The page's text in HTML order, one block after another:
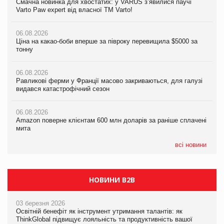
Смачна новинка для хвостатих: у VARUS з’явилися паучі
Varto Paw expert від власної ТМ Varto!
06.08.2026
Ціна на какао-боби вперше за півроку перевищила $5000 за
тонну
06.08.2026
Равликові ферми у Франції масово закриваються, для галузі
видався катастрофічний сезон
06.08.2026
Amazon поверне клієнтам 600 млн доларів за раніше сплачені
мита
всі новини
Мережа супермаркетів VARUS купує мережу магазинів
формату convenience store КОЛО: об’єднана компанія
05.08.2026
Російська атака 5 серпня стала одним із наймасштабніших
05.08.2026
Смачне поповнення дитячого меню: у VARUS з’явилися
05.08.2026
Сергій Лісунов про заморожені хлібобулочні вироби на
Ціна на какао-боби вперше за півроку перевищила $5000 за
тонну
06.08.2026
Равликові ферми у Франції масово закриваються, для галузі
видався катастрофічний сезон
06.08.2026
Amazon поверне клієнтам 600 млн доларів за раніше сплачені
мита
05.08.2026
У Євросоюзі набули чинності нові правила щодо штучного
інтелекту
НОВИНИ B2B
03 березня 2026
Освітній бенефіт як інструмент утримання талантів: як
ThinkGlobal підвищує лояльність та продуктивність вашої